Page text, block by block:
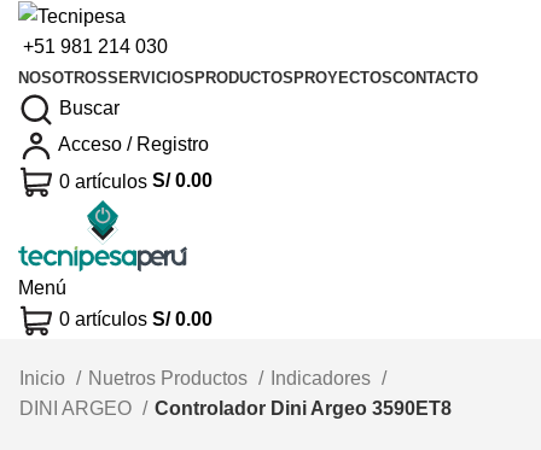
+51 981 214 030
NOSOTROSSERVICIOS PRODUCTOS PROYECTOSCONTACTO
Buscar
Acceso / Registro
0 artículos S/ 0.00
Menú
0 artículos S/0.00
Inicio Nuetros Productos
Indicadores
DINI ARGEO
Controlador Dini Argeo 3590ET8